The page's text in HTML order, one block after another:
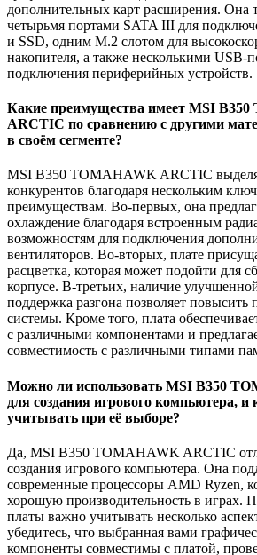
дополнительных карт расширения. Она
четырьмя портами SATA III для
и SSD, одним M.2 слотом для
накопителя, а также несколькими USB-
подключения периферийных устройств.
Какие преимущества имеет MSI
ARCTIC по сравнению с другими
в своём сегменте?
MSI B350 TOMAHAWK ARCTIC
конкурентов благодаря нескольким
преимуществам. Во-первых, она
охлаждение благодаря встроенным
возможностям для подключения
вентиляторов. Во-вторых, плате
расцветка, которая может подойти для
корпусе. В-третьих, наличие
поддержка разгона позволяет повысить
системы. Кроме того, плата
с различными компонентами и
совместимость с различными типами
Можно ли использовать MSI B350
для создания игрового компьютера, и
учитывать при её выборе?
Да, MSI B350 TOMAHAWK ARCTIC
создания игрового компьютера. Она
современные процессоры AMD Ryzen,
хорошую производительность в играх.
платы важно учитывать несколько
убедитесь, что выбранная вами
компоненты совместимы с платой,